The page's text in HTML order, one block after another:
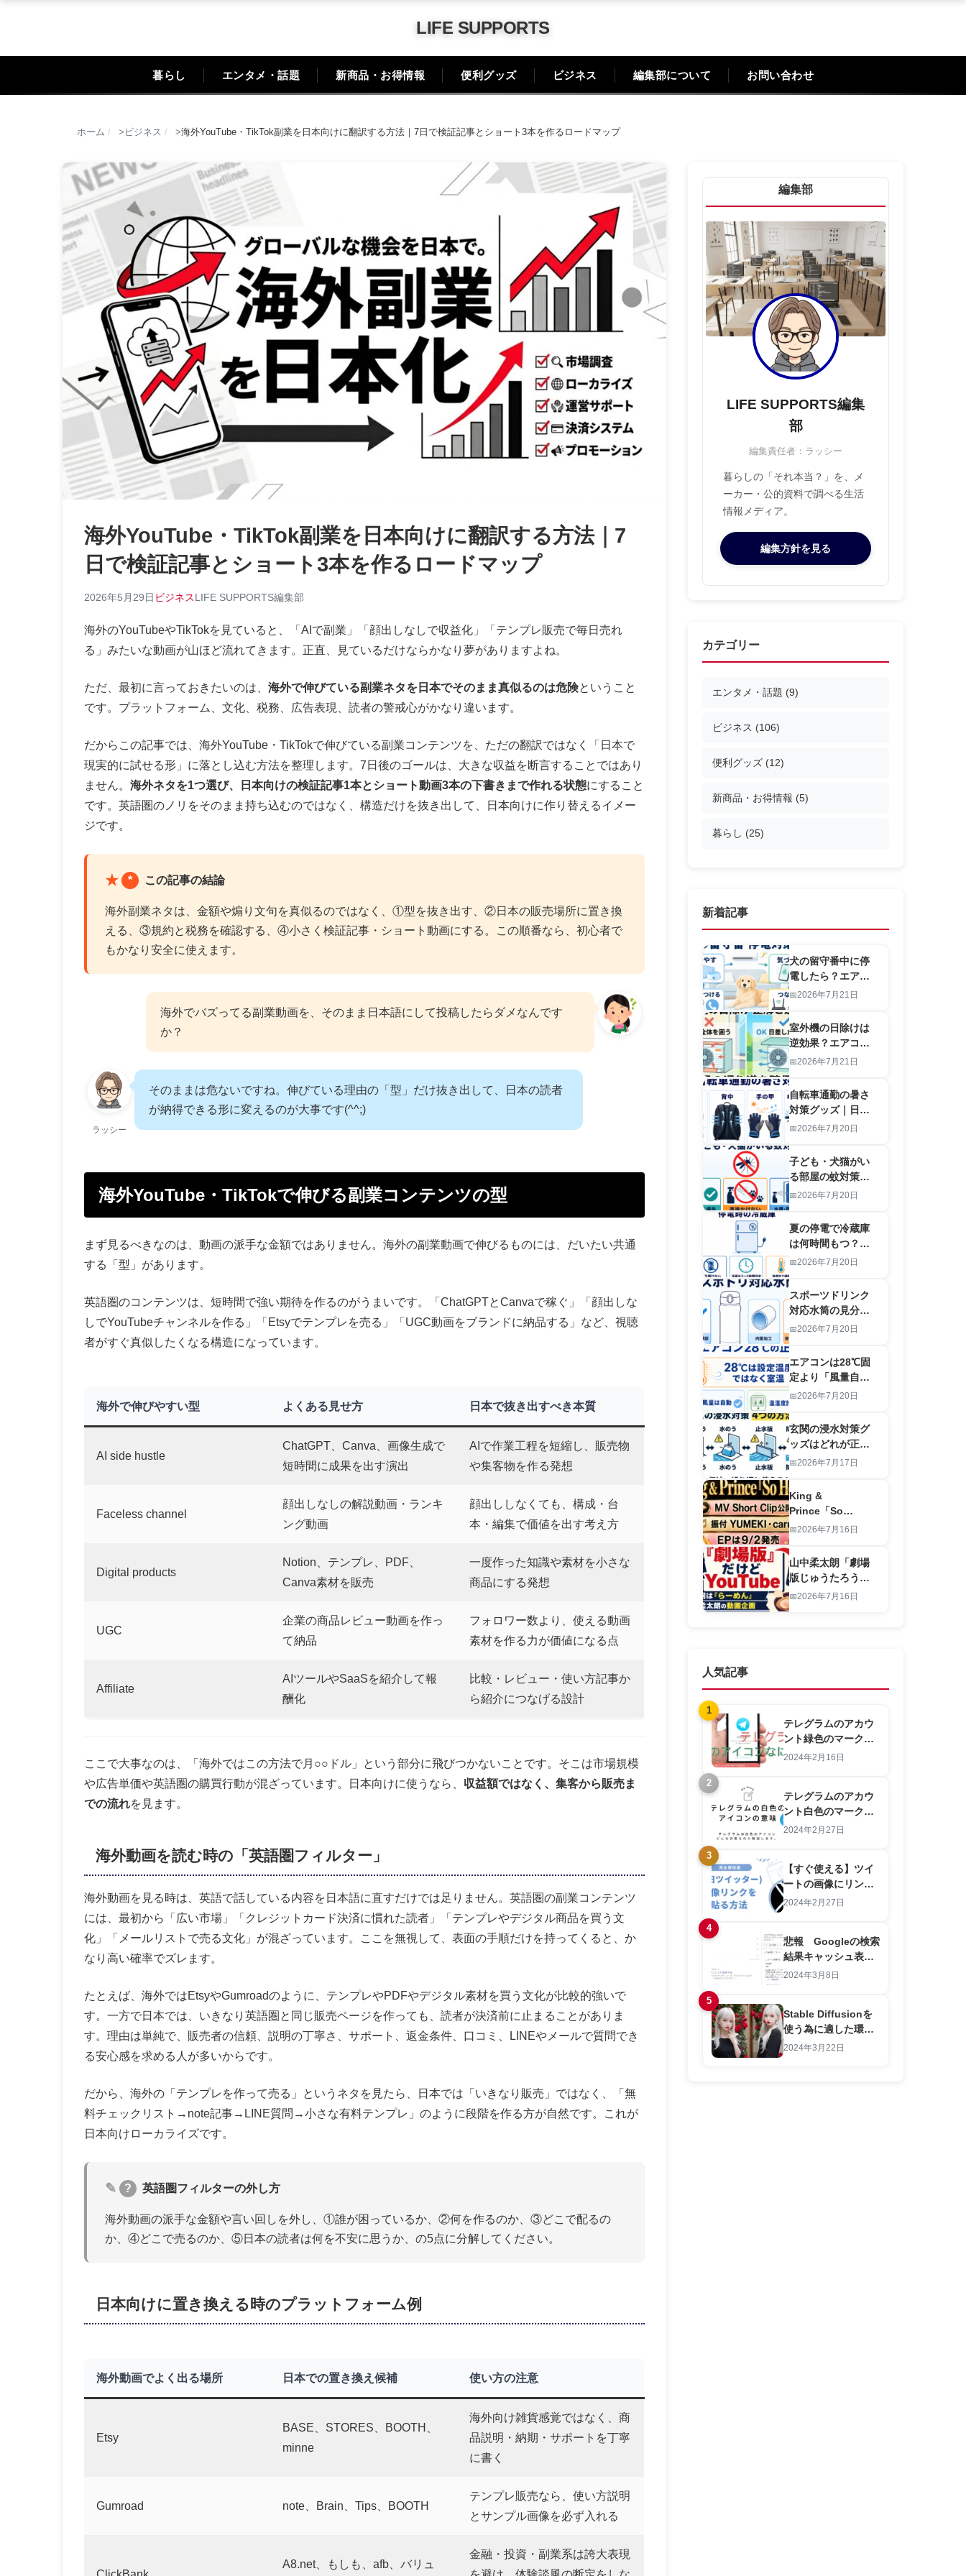
LIFE SUPPORTS
暮らし エンタメ・話題 新商品・お得情報 便利グッズ ビジネス 編集部について お問い合わせ
ホーム / ビジネス / 海外YouTube・TikTok副業を日本向けに翻訳する方法｜7日で検証記事とショート3本を作るロードマップ
海外YouTube・TikTok副業を日本向けに翻訳する方法｜7
日で検証記事とショート3本を作るロードマップ
2026年5月29日 ビジネスLIFE SUPPORTS編集部
海外のYouTubeやTikTokを見ていると、「AIで副業」「顔出しなしで収益化」「テンプレ販売で毎日売れ
る」みたいな動画が山ほど流れてきます。正直、見ているだけならかなり夢がありますよね。
ただ、最初に言っておきたいのは、 海外で伸びている副業ネタを日本でそのまま真似るのは危険ということ
です。プラットフォーム、文化、税務、広告表現、読者の警戒心がかなり違います。
だからこの記事では、海外YouTube・TikTokで伸びている副業コンテンツを、ただの翻訳ではなく「日本で
現実的に試せる形」に落とし込む方法を整理します。7日後のゴールは、大きな収益を断言することではあり
ません。 海外ネタを1つ選び、日本向けの検証記事1本とショート動画3本の下書きまで作れる状態にすること
です。英語圏のノリをそのまま持ち込むのではなく、構造だけを抜き出して、日本向けに作り替えるイメー
ジです。
* この記事の結論
海外副業ネタは、金額や煽り文句を真似るのではなく、①型を抜き出す、②日本の販売場所に置き換
える、③規約と税務を確認する、④小さく検証記事・ショート動画にする。この順番なら、初心者で
もかなり安全に使えます。
海外でバズってる副業動画を、そのまま日本語にして投稿したらダメなんです
か？
ラッシー
そのままは危ないですね。伸びている理由の「型」だけ抜き出して、日本の読者
が納得できる形に変えるのが大事です(^^;)
海外YouTube・TikTokで伸びる副業コンテンツの型
まず見るべきなのは、動画の派手な金額ではありません。海外の副業動画で伸びるものには、だいたい共通
する「型」があります。
英語圏のコンテンツは、短時間で強い期待を作るのがうまいです。「ChatGPTとCanvaで稼ぐ」「顔出しな
しでYouTubeチャンネルを作る」「Etsyでテンプレを売る」「UGC動画をブランドに納品する」など、視聴
者がすぐ真似したくなる構造になっています。
海外で伸びやすい型 よくある見せ方 日本で抜き出すべき本質
AI side hustle
ChatGPT、Canva、画像生成で
短時間に成果を出す演出
AIで作業工程を短縮し、販売物
や集客物を作る発想
Faceless channel
顔出しなしの解説動画・ランキ
ング動画
顔出ししなくても、構成・台
本・編集で価値を出す考え方
Digital products
Notion、テンプレ、PDF、
Canva素材を販売
一度作った知識や素材を小さな
商品にする発想
UGC
企業の商品レビュー動画を作っ
て納品
フォロワー数より、使える動画
素材を作る力が価値になる点
Affiliate
AIツールやSaaSを紹介して報
酬化
比較・レビュー・使い方記事か
ら紹介につなげる設計
ここで大事なのは、「海外ではこの方法で月○○ドル」という部分に飛びつかないことです。そこは市場規模
や広告単価や英語圏の購買行動が混ざっています。日本向けに使うなら、 収益額ではなく、集客から販売ま
での流れを見ます。
海外動画を読む時の「英語圏フィルター」
海外動画を見る時は、英語で話している内容を日本語に直すだけでは足りません。英語圏の副業コンテンツ
には、最初から「広い市場」「クレジットカード決済に慣れた読者」「テンプレやデジタル商品を買う文
化」「メールリストで売る文化」が混ざっています。ここを無視して、表面の手順だけを持ってくると、か
なり高い確率でズレます。
たとえば、海外ではEtsyやGumroadのように、テンプレやPDFやデジタル素材を買う文化が比較的強いで
す。一方で日本では、いきなり英語圏と同じ販売ページを作っても、読者が決済前に止まることがありま
す。理由は単純で、販売者の信頼、説明の丁寧さ、サポート、返金条件、口コミ、LINEやメールで質問でき
る安心感を求める人が多いからです。
だから、海外の「テンプレを作って売る」というネタを見たら、日本では「いきなり販売」ではなく、「無
料チェックリスト→note記事→LINE質問→小さな有料テンプレ」のように段階を作る方が自然です。これが
日本向けローカライズです。
? 英語圏フィルターの外し方
海外動画の派手な金額や言い回しを外し、①誰が困っているか、②何を作るのか、③どこで配るの
か、④どこで売るのか、⑤日本の読者は何を不安に思うか、の5点に分解してください。
日本向けに置き換える時のプラットフォーム例
海外動画でよく出る場所 日本での置き換え候補 使い方の注意
Etsy
BASE、STORES、BOOTH、
minne
海外向け雑貨感覚ではなく、商
品説明・納期・サポートを丁寧
に書く
Gumroad note、Brain、Tips、BOOTH
テンプレ販売なら、使い方説明
とサンプル画像を必ず入れる
A8.net、もしも、afb、バリュ
金融・投資・副業系は誇大表現
編集部
LIFE SUPPORTS編集
部
編集責任者：ラッシー
暮らしの「それ本当？」を、メ
ーカー・公的資料で調べる生活
情報メディア。
編集方針を見る
カテゴリー
エンタメ・話題 (9)
ビジネス (106)
便利グッズ (12)
新商品・お得情報 (5)
暮らし (25)
新着記事
犬の留守番中に停
電したら？エアコ
ン停止を知らせる
2026年7月21日
室外機の日除けは
逆効果？エアコン
効率を落とすカバ
2026年7月21日
自転車通勤の暑さ
対策グッズ｜日傘
を差さず首・背
2026年7月20日
子ども・犬猫がい
る部屋の蚊対策｜
殺虫剤・虫よけ・
な使い分け
2026年7月20日
夏の停電で冷蔵庫
は何時間もつ？食
品を守る保冷剤・
ボックス
2026年7月20日
スポーツドリンク
対応水筒の見分け
方｜ステンレスは
用5モデル比較
2026年7月20日
エアコンは28℃固
定より「風量自
動」？猛暑日の電
立する設定
2026年7月20日
玄関の浸水対策グ
ッズはどれが正
解？吸水土のう・
比較
2026年7月17日
King &
Prince「So
Honey」MV Short
YUMEKI・caru振
付とEPの見どころ
2026年7月16日
山中柔太朗「劇場
版じゅうたろう」
第七回は『らーめ
2026年7月16日
人気記事
1
テレグラムのアカウ
ント緑色のマーク
は、どんな意味？
2024年2月16日
2
テレグラムのアカウ
ント白色のマークは
どんな状態？
2024年2月27日
3
【すぐ使える】ツイ
ートの画像にリンク
を貼る方法！最新情
2024年2月27日
4
悲報 Googleの検索
結果キャッシュ表示
機能が終了する！キ
2024年3月8日
5
Stable Diffusionを
使う為に適した環
境!2025年版│Stable
2024年3月22日